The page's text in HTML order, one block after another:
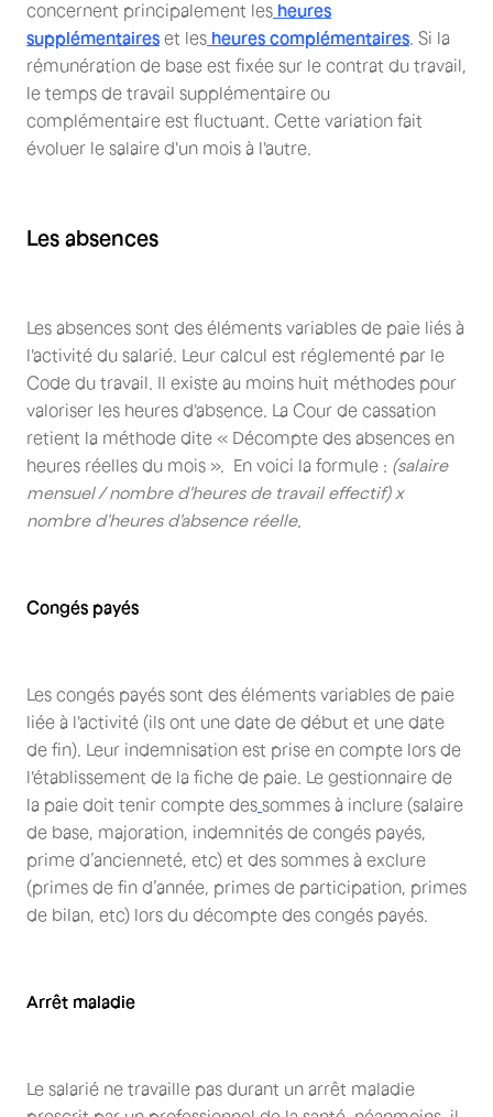
concernent principalement les heures
supplémentaires et les heures complémentaires . Si la
rémunération de base est fixée sur le contrat du travail,
le temps de travail supplémentaire ou
complémentaire est fluctuant. Cette variation fait
évoluer le salaire d'un mois à l'autre.
Les absences
Les absences sont des éléments variables de paie liés à
l'activité du salarié. Leur calcul est réglementé par le
Code du travail. Il existe au moins huit méthodes pour
valoriser les heures d'absence. La Cour de cassation
retient la méthode dite « Décompte des absences en
heures réelles du mois ». En voici la formule : (salaire
mensuel / nombre d'heures de travail effectif) x
nombre d'heures d'absence réelle.
Congés payés
Les congés payés sont des éléments variables de paie
liée à l'activité (ils ont une date de début et une date
de fin). Leur indemnisation est prise en compte lors de
l'établissement de la fiche de paie. Le gestionnaire de
la paie doit tenir compte des sommes à inclure (salaire
de base, majoration, indemnités de congés payés,
prime d’ancienneté, etc) et des sommes à exclure
(primes de fin d’année, primes de participation, primes
de bilan, etc) lors du décompte des congés payés.
Arrêt maladie
Le salarié ne travaille pas durant un arrêt maladie